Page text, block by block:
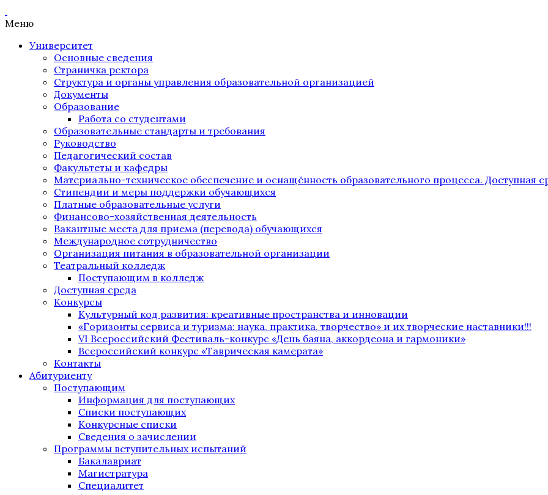
Меню
Университет
Основные сведения
Страничка ректора
Структура и органы управления образовательной организацией
Документы
Образование
Работа со студентами
Образовательные стандарты и требования
Руководство
Педагогический состав
Факультеты и кафедры
Материально-техническое обеспечение и оснащённость образовательного процесса. Доступная
Стипендии и меры поддержки обучающихся
Платные образовательные услуги
Финансово-хозяйственная деятельность
Вакантные места для приема (перевода) обучающихся
Международное сотрудничество
Организация питания в образовательной организации
Театральный колледж
Поступающим в колледж
Доступная среда
Конкурсы
Культурный код развития: креативные пространства и инновации
«Горизонты сервиса и туризма: наука, практика, творчество» и их творческие наставники!!!
VI Всероссийский Фестиваль-конкурс «День баяна, аккордеона и гармоники»
Всероссийский конкурс «Таврическая камерата»
Контакты
Абитуриенту
Поступающим
Информация для поступающих
Списки поступающих
Конкурсные списки
Сведения о зачислении
Программы вступительных испытаний
Бакалавриат
Магистратура
Специалитет